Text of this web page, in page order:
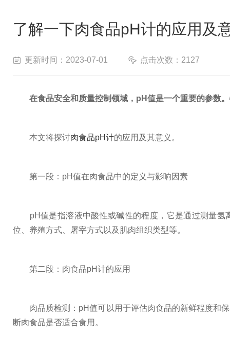
了解一下肉食品pH计的应用及
更新时间：2023-07-01 点击次数：2127
在食品安全和质量控制领域，pH值是一个重要的参数
本文将探讨肉食品pH计的应用及其意义。
第一段：pH值在肉食品中的定义与影响因素
pH值是指溶液中酸性或碱性的程度，它是通过测量氢
位、养殖方式、屠宰方式以及肌肉组织类型等。
第二段：肉食品pH计的应用
肉品质检测：pH值可以用于评估肉食品的新鲜程度和保
断肉食品是否适合食用。